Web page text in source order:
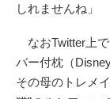
しれませんね」
なおTwitter上
バー付枕（
その母のトレメ